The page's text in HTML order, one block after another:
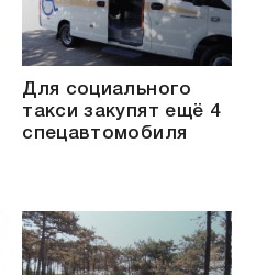
Для социального
такси закупят ещё 4
спецавтомобиля